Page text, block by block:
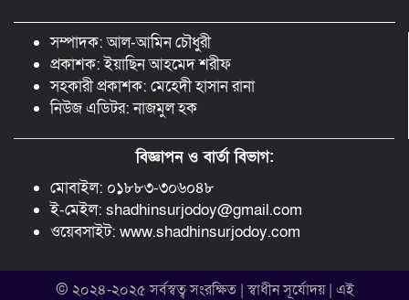
মাদকবিরোধী ক্যাম্পেইন
সম্পাদক: আল-আমিন চৌধুরী
প্রকাশক: ইয়াছিন আহমেদ শরীফ
সহকারী প্রকাশক: মেহেদী হাসান রানা
নিউজ এডিটর: নাজমুল হক
বিজ্ঞাপন ও বার্তা বিভাগ:
মোবাইল: ০১৮৮৩-৩০৬০৪৮
ই-মেইল: shadhinsurjodoy@gmail.com
ওয়েবসাইট: www.shadhinsurjodoy.com
© ২০২৪-২০২৫ সর্বস্বত্ব সংরক্ষিত | স্বাধীন সূর্যোদয় | এই